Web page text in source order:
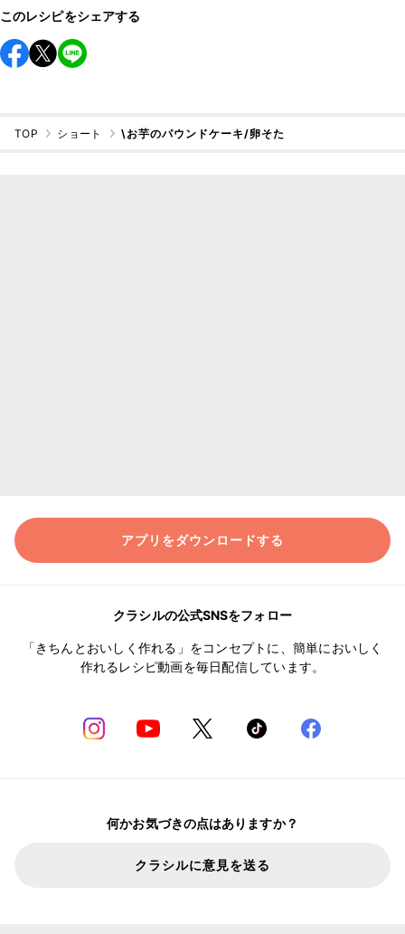
このレシピをシェアする
TOP ショート \お芋のパウンドケーキ/卵そた
アプリをダウンロードする
クラシルの公式SNSをフォロー
「きちんとおいしく作れる」をコンセプトに、簡単においしく
作れるレシピ動画を毎日配信しています。
何かお気づきの点はありますか？
クラシルに意見を送る